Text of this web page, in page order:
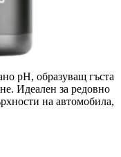
pH, образуващ гъста
Идеален за редовно
на автомобила,